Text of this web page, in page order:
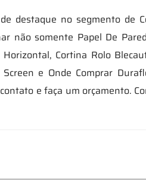
destaque no segmento de
não somente Papel De
Cortina Rolo
Screen e Onde Comprar
e faça um orçamento.